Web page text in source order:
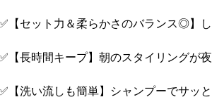
【セット力＆柔らかさのバランス◎】
【長時間キープ】朝のスタイリングが
【洗い流しも簡単】シャンプーでサッ